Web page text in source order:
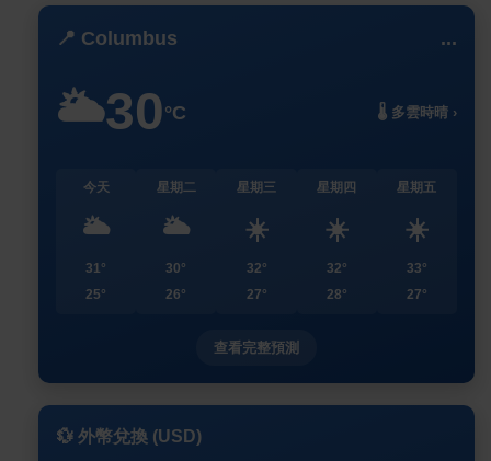
📍 Columbus ...
🌥️30°C 🌡️ 多雲時晴 ›
今天
🌥️
31°
25°
星期二
🌥️
30°
26°
星期三
☀️
32°
27°
星期四
☀️
32°
28°
星期五
☀️
33°
27°
查看完整預測
💱 外幣兌換 (USD)